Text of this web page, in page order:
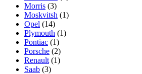
Morris (3)
Moskvitsh (1)
Opel (14)
Plymouth (1)
Pontiac (1)
Porsche (2)
Renault (1)
Saab (3)